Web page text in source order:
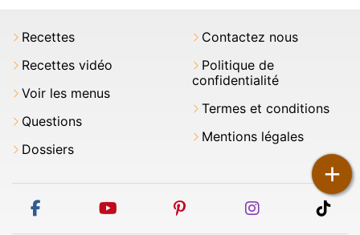
+
Recettes
Recettes vidéo
Voir les menus
Questions
Dossiers
Contactez nous
Politique de
confidentialité
Termes et conditions
Mentions légales
facebook youtube pinterest instagram